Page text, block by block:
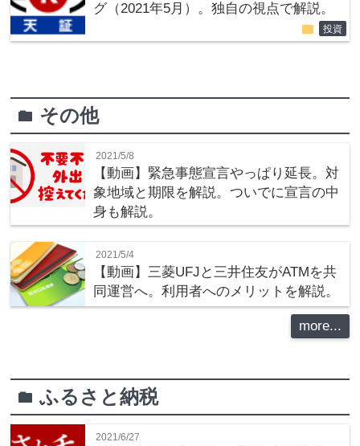
グ（2021年5月）。独自の視点で解説。
folder 投資
folder その他
2021/5/8
【動画】緊急事態宣言やっぱり延長。対
象地域と期限を解説。ついでに宣言の中
身も解説。
2021/5/4
【動画】三菱UFJと三井住友がATMを共
同運営へ。利用者へのメリットを解説。
more...
folderふるさと納税
2021/6/27